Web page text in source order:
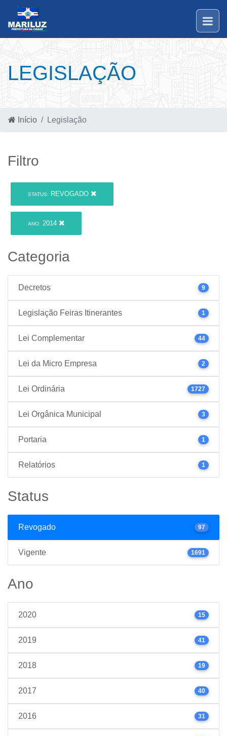
LEGISLAÇÃO
Início Legislação
Filtro
STATUS: REVOGADO
ANO: 2014
Categoria
Decretos 9
Legislação Feiras Itinerantes 1
Lei Complementar 44
Lei da Micro Empresa 2
Lei Ordinária 1727
Lei Orgânica Municipal 3
Portaria 1
Relatórios 1
Status
Revogado 97
Vigente 1691
Ano
2020 15
2019 41
2018 19
2017 40
2016 31